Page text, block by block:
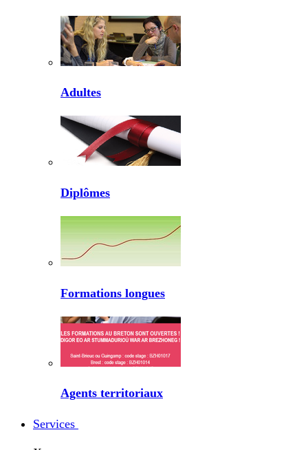
Adultes
Diplômes
Formations longues
Agents territoriaux
Services